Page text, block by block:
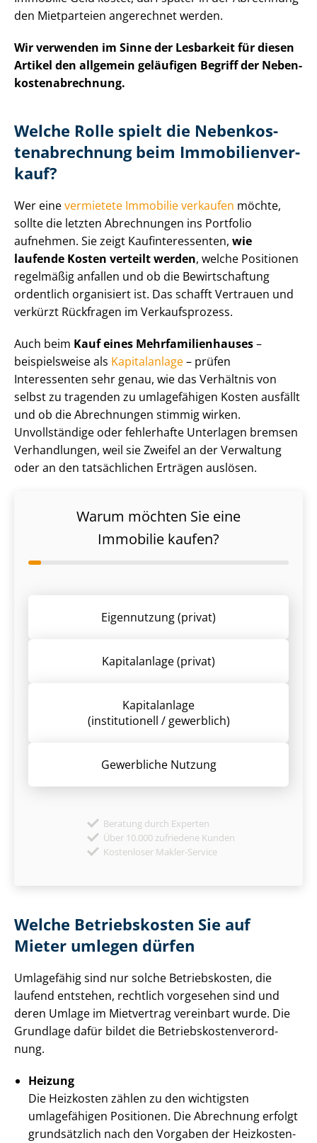
den Mietparteien angerechnet werden.
Wir verwenden im Sinne der Lesbarkeit für diesen
Artikel den allgemein geläufigen Begriff der Ne­ben­
kos­ten­ab­rech­nung.
Welche Rolle spielt die Ne­ben­kos­
ten­ab­rech­nung beim Im­mo­bi­li­en­ver­
kauf?
Wer einevermietete Immobilie verkaufen möchte,
sollte die letzten Abrechnungen ins Portfolio
aufnehmen. Sie zeigt Kauf­in­ter­es­sen­ten, wie
laufende Kosten verteilt werden, welche Positionen
regelmäßig anfallen und ob die Bewirtschaftung
ordentlich organisiert ist. Das schafft Vertrauen und
verkürzt Rückfragen im Verkaufsprozess.
Auch beim Kauf eines Mehr­fa­mi­li­en­hau­ses–
beispielsweise als Kapitalanlage– prüfen
Interessenten sehr genau, wie das Verhältnis von
selbst zu tragenden zu umlagefähigen Kosten ausfällt
und ob die Abrechnungen stimmig wirken.
Unvollständige oder fehlerhafte Unterlagen bremsen
Verhandlungen, weil sie Zweifel an der Verwaltung
oder an den tatsächlichen Erträgen auslösen.
Warum möchten Sie eine
Immobilie kaufen?
Eigennutzung (privat)
Kapitalanlage (privat)
Kapitalanlage
(institutionell / gewerblich)
Gewerbliche Nutzung
Beratung durch Experten
Über 10.000 zufriedene Kunden
Kostenloser Makler-Service
Welche Betriebskosten Sie auf
Mieter umlegen dürfen
Umlagefähig sind nur solche Betriebskosten, die
laufend entstehen, rechtlich vorgesehen sind und
deren Umlage im Mietvertrag vereinbart wurde. Die
Grundlage dafür bildet die Be­triebs­kos­ten­ver­ord­
nung.
Heizung
Die Heizkosten zählen zu den wichtigsten
umlagefähigen Positionen. Die Abrechnung erfolgt
grundsätzlich nach den Vorgaben der Heiz­kos­ten­